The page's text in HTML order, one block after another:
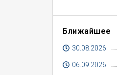
Ближайшее
30.08.2026
06.09.2026